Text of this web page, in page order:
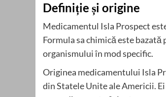
Definiție și origine
Medicamentul Isla Prospect
Formula sa chimică este
organismului în mod specific.
Originea medicamentului Isla
din Statele Unite ale Americii.